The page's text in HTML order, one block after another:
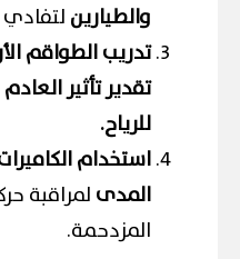
والطيارين
تدريب الطواقم
تقدير تأثير
للرياح.
استخدام
المدى لمراقبة
المزدحمة.